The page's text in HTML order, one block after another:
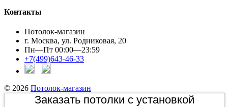
Контакты
Потолок-магазин
г. Москва, ул. Родниковая, 20
Пн—Пт 00:00—23:59
+7(499)643-46-33
© 2026 Потолок-магазин
Заказать потолки с установкой